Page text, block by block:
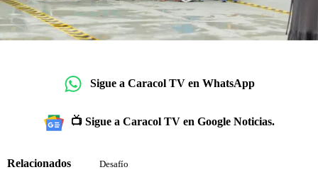
Sigue a Caracol TV en WhatsApp
📺 Sigue a Caracol TV en Google Noticias.
Relacionados Desafío